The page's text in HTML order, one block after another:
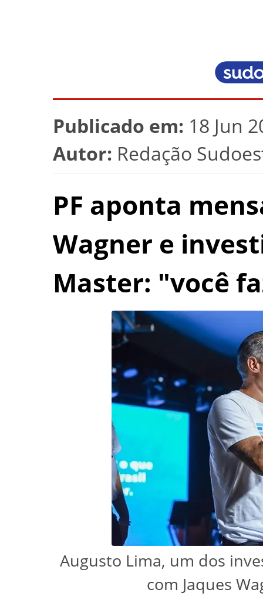
Publicado em: 18 Jun
Autor: Redação
PF aponta
Wagner e
Master: "você
Augusto Lima, um dos
com Jaques